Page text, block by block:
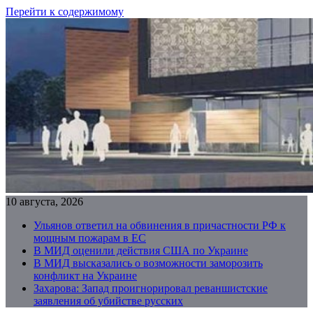
Перейти к содержимому
10 августа, 2026
Ульянов ответил на обвинения в причастности РФ к
мощным пожарам в ЕС
В МИД оценили действия США по Украине
В МИД высказались о возможности заморозить
конфликт на Украине
Захарова: Запад проигнорировал реваншистские
заявления об убийстве русских